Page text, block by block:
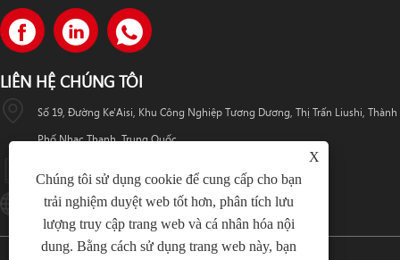
LIÊN HỆ CHÚNG TÔI
Số 19, Đường Ke'Aisi, Khu Công Nghiệp Tương Dương, Thị Trấn Liushi, Thành
Phố Nhạc Thanh, Trung Quốc
+86-18057712366 +86-18606632017
Lugaoteam@lugaoelectric.com
X
Chúng tôi sử dụng cookie để cung cấp cho bạn
trải nghiệm duyệt web tốt hơn, phân tích lưu
lượng truy cập trang web và cá nhân hóa nội
dung. Bằng cách sử dụng trang web này, bạn